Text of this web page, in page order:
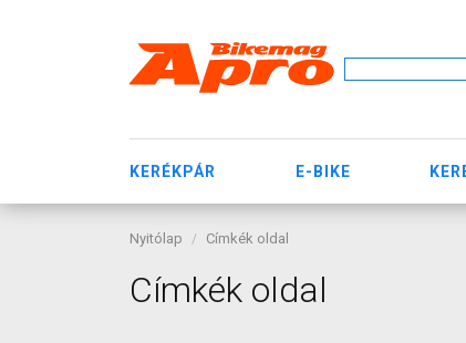
KERÉKPÁR E-BIKE
Nyitólap Címkék oldal
Címkék oldal